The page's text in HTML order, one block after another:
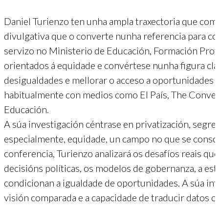
Daniel Turienzo ten unha ampla traxectoria que
divulgativa que o converte nunha referencia para
servizo no Ministerio de Educación, Formación
orientados á equidade e convértese nunha figura
desigualdades e mellorar o acceso a
habitualmente con medios como El País, The
Educación.
A súa investigación céntrase en privatización,
especialmente, equidade, un campo no que se
conferencia, Turienzo analizará os desafíos reais
decisións políticas, os modelos de gobernanza, a
condicionan a igualdade de oportunidades. A súa
visión comparada e a capacidade de traducir datos